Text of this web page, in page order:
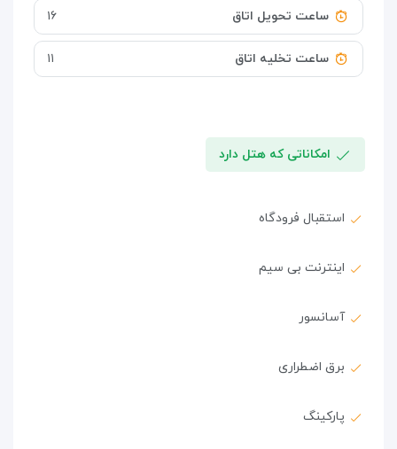
ساعت تحویل اتاق ۱۶
ساعت تخلیه اتاق ۱۱
امکاناتی که هتل دارد
استقبال فرودگاه
اینترنت بی سیم
آسانسور
برق اضطراری
پارکینگ